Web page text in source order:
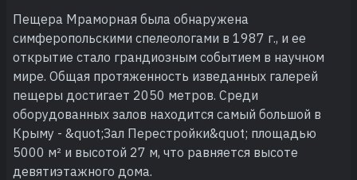
Пещера Мраморная была обнаружена
симферопольскими спелеологами в 1987 г., и ее
открытие стало грандиозным событием в научном
мире. Общая протяженность изведанных галерей
пещеры достигает 2050 метров. Среди
оборудованных залов находится самый большой в
Крыму - &quot;Зал Перестройки&quot; площадью
5000 м² и высотой 27 м, что равняется высоте
девятиэтажного дома.